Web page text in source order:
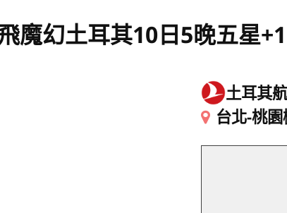
魔幻土耳其10日5晚五星
土耳其
台北-桃